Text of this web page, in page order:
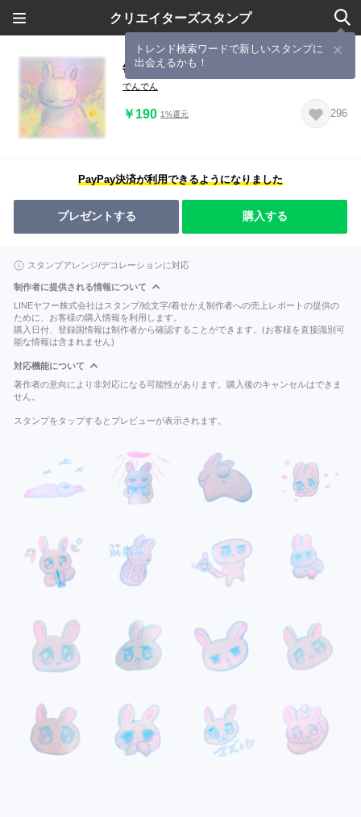
クリエイターズスタンプ
トレンド検索ワードで新しいスタンプに
出会えるかも！
毎日消えそうな日々
でんでん
￥190 1%還元 296
PayPay決済が利用できるようになりました
プレゼントする 購入する
スタンプアレンジ/デコレーションに対応
制作者に提供される情報について
LINEヤフー株式会社はスタンプ/絵文字/着せかえ制作者への売上レポートの提供の
ために、お客様の購入情報を利用します。
購入日付、登録国情報は制作者から確認することができます。(お客様を直接識別可
能な情報は含まれません)
対応機能について
著作者の意向により非対応になる可能性があります。購入後のキャンセルはできま
せん。
スタンプをタップするとプレビューが表示されます。